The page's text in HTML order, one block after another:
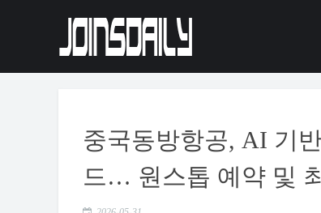
중국동방항공, AI 기
드… 원스톱 예약 및